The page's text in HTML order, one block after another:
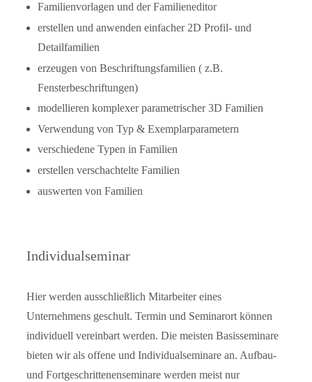
Familienvorlagen und der Familieneditor
erstellen und anwenden einfacher 2D Profil- und
Detailfamilien
erzeugen von Beschriftungsfamilien ( z.B.
Fensterbeschriftungen)
modellieren komplexer parametrischer 3D Familien
Verwendung von Typ & Exemplarparametern
verschiedene Typen in Familien
erstellen verschachtelte Familien
auswerten von Familien
Individualseminar
Hier werden ausschließlich Mitarbeiter eines
Unternehmens geschult. Termin und Seminarort können
individuell vereinbart werden. Die meisten Basisseminare
bieten wir als offene und Individualseminare an. Aufbau-
und Fortgeschrittenenseminare werden meist nur